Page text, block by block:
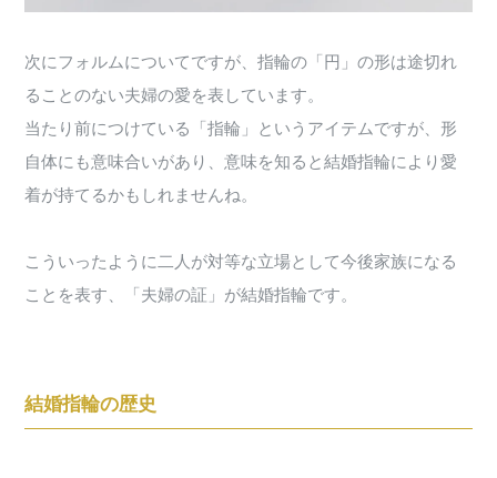
次にフォルムについてですが、指輪の「円」の形は途切れ
ることのない夫婦の愛を表しています。
当たり前につけている「指輪」というアイテムですが、形
自体にも意味合いがあり、意味を知ると結婚指輪により愛
着が持てるかもしれませんね。
こういったように二人が対等な立場として今後家族になる
ことを表す、「夫婦の証」が結婚指輪です。
結婚指輪の歴史